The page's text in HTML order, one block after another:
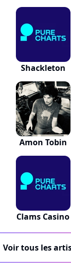
Shackleton
Amon Tobin
Clams Casino
Voir tous les